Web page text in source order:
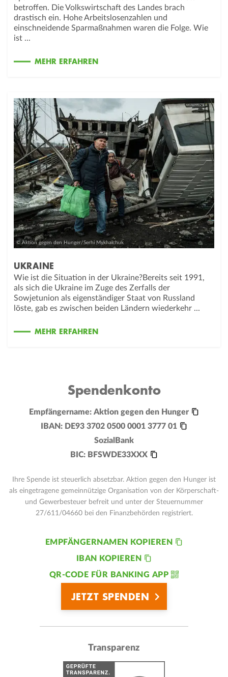
betroffen. Die Volkswirtschaft des Landes brach
drastisch ein. Hohe Arbeitslosenzahlen und
einschneidende Sparmaßnahmen waren die Folge. Wie
ist ...
MEHR ERFAHREN
© Aktion gegen den Hunger/Serhi Mykhalchuk
UKRAINE
Wie ist die Situation in der Ukraine?Bereits seit 1991,
als sich die Ukraine im Zuge des Zerfalls der
Sowjetunion als eigenständiger Staat von Russland
löste, gab es zwischen beiden Ländern wiederkehr ...
MEHR ERFAHREN
Spendenkonto
Empfängername: Aktion gegen den Hunger
IBAN: DE93 3702 0500 0001 3777 01
SozialBank
BIC: BFSWDE33XXX
Ihre Spende ist steuerlich absetzbar. Aktion gegen den Hunger ist
als eingetragene gemeinnützige Organisation von der Körperschaft-
und Gewerbesteuer befreit und unter der Steuernummer
27/611/04660 bei den Finanzbehörden registriert.
EMPFÄNGERNAMEN KOPIEREN
IBAN KOPIEREN
QR-CODE FÜR BANKING APP
JETZT SPENDEN
Transparenz